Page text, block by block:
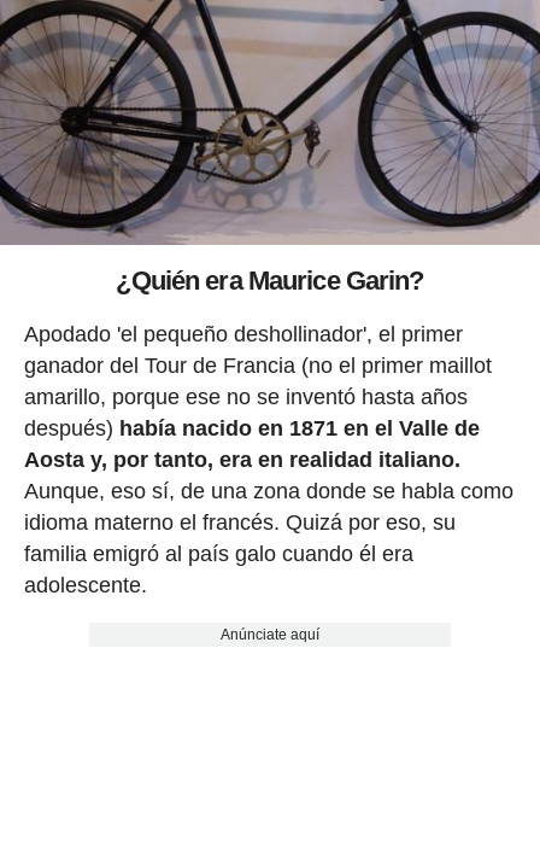
¿Quién era Maurice Garin?
Apodado 'el pequeño deshollinador', el primer
ganador del Tour de Francia (no el primer maillot
amarillo, porque ese no se inventó hasta años
después) había nacido en 1871 en el Valle de
Aosta y, por tanto, era en realidad italiano.
Aunque, eso sí, de una zona donde se habla como
idioma materno el francés. Quizá por eso, su
familia emigró al país galo cuando él era
adolescente.
Anúnciate aquí